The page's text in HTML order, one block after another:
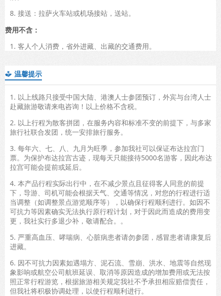
8. 接送：拉萨火车站或机场接站，送站。
费用不含：
1. 客人个人消费，省外进藏、出藏的交通费用。
 温馨提示
1. 以上线路只接受中国大陆、港澳人士参团预订，外宾与台湾人士
赴藏旅游敬请来电咨询！以上价格不含税。
2. 以上行程为散客拼团，在服务内容和标准不变的前提下，与多家
旅行社联合发团，统一安排旅行服务。
3. 每年六、七、八、九月为旺季，参加我社可以保证布达拉宫门
票。为保护布达拉宫古迹，现每天只能接待5000名游客，因此布达
拉宫可能会提前或延后。
4. 本产品行程实际出行中，在不减少景点且征得客人同意的前提
下，导游、司机可能会根据天气、交通等情况，对您的行程进行适
当调整（如调整景点游览顺序等），以确保行程顺利进行。如因不
可抗力等因素确实无法执行原行程计划，对于因此而造成的费用变
更，我社实行多退少补，敬请配合。。
5. 严重高血压、哮喘病、心脏病患者请勿参团，感冒患者请康复后
进藏。
6. 因不可抗力因素如遇塌方、泥石流、雪崩、洪水、地震等自然现
象影响或航空公司航班延误、取消等原因造成的增加费用或无法按
照正常行程游览，根据旅游相关规定我社不予承担相应赔偿责任，
但我社将积极协调处理，以使行程顺利进行。